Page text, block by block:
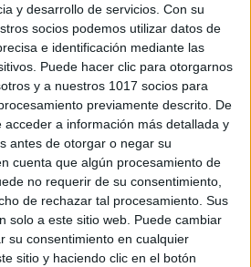
y desarrollo de servicios. Con su
socios podemos utilizar datos de
e identificación mediante las
Puede hacer clic para otorgarnos
y a nuestros 1017 socios para
previamente descrito. De
a información más detallada y
antes de otorgar o negar su
cuenta que algún procesamiento de
no requerir de su consentimiento,
de rechazar tal procesamiento. Sus
solo a este sitio web. Puede cambiar
su consentimiento en cualquier
sitio y haciendo clic en el botón
PARA COLOREAR
divertida que ayuda a los
creatividad, concentración y
cuaderno para colorear
de distintos hábitats